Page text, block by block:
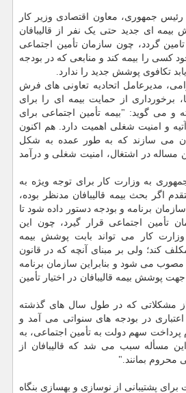
جمهوری، معاون اقتصادی وزیر کار
بیمه ای جدید حتی یک نفر از قالیبافان
تامین گردد، چون سازمان تأمین اجتماعی
کسی را بیمه کند و منابعی که در بودجه
تکافوی پوشش جدید را ندارد.
مدیرعامل اتحادیه تعاونی های فرش
برخورداری از حمایت بیمه ای را برای
و می گوید: "بیمه تأمین اجتماعی برای
و امنیت شغلی اهمیت دارد. هم اکنون
زنان می سازند که به طور عمده به شکل
مساله در اشتغال، امنیت شغلی و درآمد
به وزارت کار برای توجه ویژه به
اگر بحث بیمه قالیبافان مدنظر بوده،
برنامه و بودجه دستور داده شود تا
تأمین اجتماعی قرار گیرد، چون این
کار می تواند بابت پوشش بیمه
کند؛ ولی بر مبنای آنچه که در قانون
می شود و بنابراین سازمان برنامه
پوشش بیمه قالیبافان در اختیار تأمین
مشکلاتی که در طول سال های گذشته
در بودجه های سنواتی می آمد و
سهم دولت به تأمین اجتماعی، به
مسأله سبب می شد که قالیبافان از
محروم بمانند."
بودجه ۱۴۰۰ دولت برای پشتیبانی از نوسازی و بهسازی بنگاه